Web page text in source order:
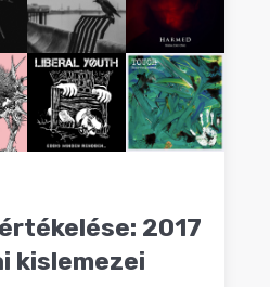
2017
kislemezei